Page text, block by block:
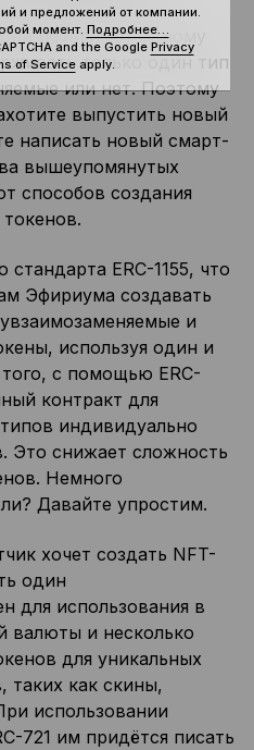
20 и ERC-721
позволяют одному
только один тип
или нет. Поэтому
выпустить новый
написать новый смарт-
вышеупомянутых
способов создания
ERC-1155, что
Эфириума создавать
и
используя один и
с помощью ERC-
контракт для
индивидуально
Это снижает сложность
Немного
Давайте упростим.
хочет создать NFT-
один
для использования в
валюты и несколько
для уникальных
таких как скины,
использовании
721 им придётся писать
и предложений от компании.
момент. Подробнее…
and the Google Privacy
of Serviceapply.